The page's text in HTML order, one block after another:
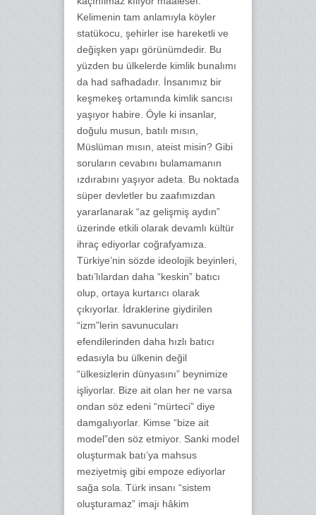
Kelimenin tam anlamıyla köyler
statükocu, şehirler ise hareketli ve
değişken yapı görünümdedir. Bu
yüzden bu ülkelerde kimlik bunalımı
da had safhadadır. İnsanımız bir
keşmekeş ortamında kimlik sancısı
yaşıyor habire. Öyle ki insanlar,
doğulu musun, batılı mısın,
Müslüman mısın, ateist misin? Gibi
soruların cevabını bulamamanın
ızdırabını yaşıyor adeta. Bu noktada
süper devletler bu zaafımızdan
yararlanarak “az gelişmiş aydın”
üzerinde etkili olarak devamlı kültür
ihraç ediyorlar coğrafyamıza.
Türkiye’nin sözde ideolojik beyinleri,
batı’lılardan daha “keskin” batıcı
olup, ortaya kurtarıcı olarak
çıkıyorlar. İdraklerine giydirilen
“izm”lerin savunucuları
efendilerinden daha hızlı batıcı
edasıyla bu ülkenin değil
“ülkesizlerin dünyasını” beynimize
işliyorlar. Bize ait olan her ne varsa
ondan söz edeni “mürteci” diye
damgalıyorlar. Kimse “bize ait
model”den söz etmiyor. Sanki model
oluşturmak batı’ya mahsus
meziyetmiş gibi empoze ediyorlar
sağa sola. Türk insanı “sistem
oluşturamaz” imajı hâkim